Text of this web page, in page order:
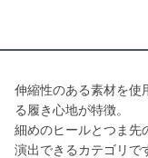
伸縮性のある素材を使
る履き心地が特徴。
細めのヒールとつま先
演出できるカテゴリで